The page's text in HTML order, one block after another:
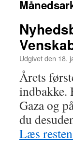
Udgivet den 18.
Årets
indbakke.
Gaza og
du
Læs resten